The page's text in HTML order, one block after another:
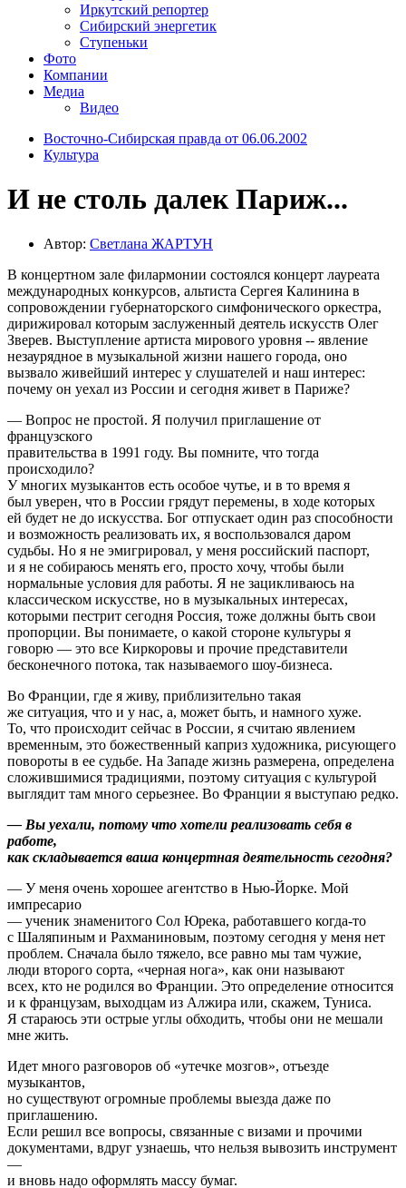
Иркутский репортер
Сибирский энергетик
Ступеньки
Фото
Компании
Медиа
Видео
Восточно-Сибирская правда от 06.06.2002
Культура
И не столь далек Париж...
Автор: Светлана ЖАРТУН
В концертном зале филармонии состоялся концерт лауреата
международных конкурсов, альтиста Сергея Калинина в
сопровождении губернаторского симфонического оркестра,
дирижировал которым заслуженный деятель искусств Олег
Зверев. Выступление артиста мирового уровня -- явление
незаурядное в музыкальной жизни нашего города, оно
вызвало живейший интерес у слушателей и наш интерес:
почему он уехал из России и сегодня живет в Париже?
— Вопрос не простой. Я получил приглашение от
французского
правительства в 1991 году. Вы помните, что тогда
происходило?
У многих музыкантов есть особое чутье, и в то время я
был уверен, что в России грядут перемены, в ходе которых
ей будет не до искусства. Бог отпускает один раз способности
и возможность реализовать их, я воспользовался даром
судьбы. Но я не эмигрировал, у меня российский паспорт,
и я не собираюсь менять его, просто хочу, чтобы были
нормальные условия для работы. Я не зацикливаюсь на
классическом искусстве, но в музыкальных интересах,
которыми пестрит сегодня Россия, тоже должны быть свои
пропорции. Вы понимаете, о какой стороне культуры я
говорю — это все Киркоровы и прочие представители
бесконечного потока, так называемого шоу-бизнеса.
Во Франции, где я живу, приблизительно такая
же ситуация, что и у нас, а, может быть, и намного хуже.
То, что происходит сейчас в России, я считаю явлением
временным, это божественный каприз художника, рисующего
повороты в ее судьбе. На Западе жизнь размерена, определена
сложившимися традициями, поэтому ситуация с культурой
выглядит там много серьезнее. Во Франции я выступаю редко.
— Вы уехали, потому что хотели реализовать себя в
работе,
как складывается ваша концертная деятельность сегодня?
— У меня очень хорошее агентство в Нью-Йорке. Мой
импресарио
— ученик знаменитого Сол Юрека, работавшего когда-то
с Шаляпиным и Рахманиновым, поэтому сегодня у меня нет
проблем. Сначала было тяжело, все равно мы там чужие,
люди второго сорта, «черная нога», как они называют
всех, кто не родился во Франции. Это определение относится
и к французам, выходцам из Алжира или, скажем, Туниса.
Я стараюсь эти острые углы обходить, чтобы они не мешали
мне жить.
Идет много разговоров об «утечке мозгов», отъезде
музыкантов,
но существуют огромные проблемы выезда даже по
приглашению.
Если решил все вопросы, связанные с визами и прочими
документами, вдруг узнаешь, что нельзя вывозить инструмент
—
и вновь надо оформлять массу бумаг.